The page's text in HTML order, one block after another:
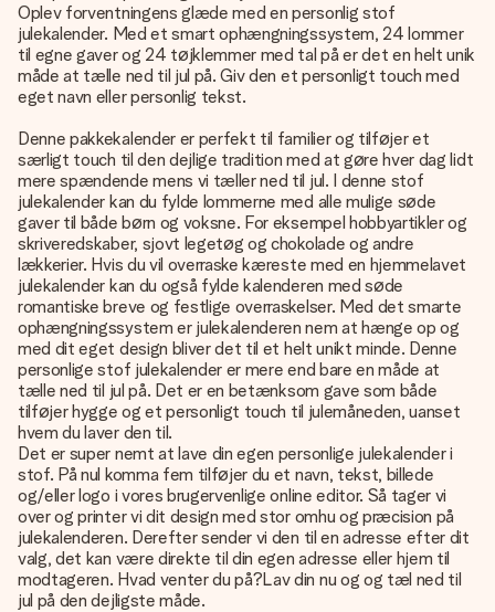
Oplev forventningens glæde med en personlig stof
julekalender. Med et smart ophængningssystem, 24 lommer
til egne gaver og 24 tøjklemmer med tal på er det en helt unik
måde at tælle ned til jul på. Giv den et personligt touch med
eget navn eller personlig tekst.
Denne pakkekalender er perfekt til familier og tilføjer et
særligt touch til den dejlige tradition med at gøre hver dag lidt
mere spændende mens vi tæller ned til jul. I denne stof
julekalender kan du fylde lommerne med alle mulige søde
gaver til både børn og voksne. For eksempel hobbyartikler og
skriveredskaber, sjovt legetøg og chokolade og andre
lækkerier. Hvis du vil overraske kæreste med en hjemmelavet
julekalender kan du også fylde kalenderen med søde
romantiske breve og festlige overraskelser. Med det smarte
ophængningssystem er julekalenderen nem at hænge op og
med dit eget design bliver det til et helt unikt minde. Denne
personlige stof julekalender er mere end bare en måde at
tælle ned til jul på. Det er en betænksom gave som både
tilføjer hygge og et personligt touch til julemåneden, uanset
hvem du laver den til.
Det er super nemt at lave din egen personlige julekalender i
stof. På nul komma fem tilføjer du et navn, tekst, billede
og/eller logo i vores brugervenlige online editor. Så tager vi
over og printer vi dit design med stor omhu og præcision på
julekalenderen. Derefter sender vi den til en adresse efter dit
valg, det kan være direkte til din egen adresse eller hjem til
modtageren. Hvad venter du på?Lav din nu og og tæl ned til
jul på den dejligste måde.